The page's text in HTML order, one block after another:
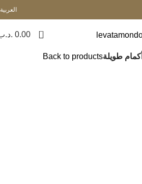
العربية
0
0.00
أكمام طويلةBack to products